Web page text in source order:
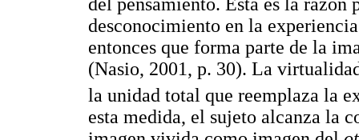
desconocimiento en la
entonces que forma parte de la
(Nasio, 2001, p. 30). La
la unidad total que reemplaza la
esta medida, el sujeto alcanza la